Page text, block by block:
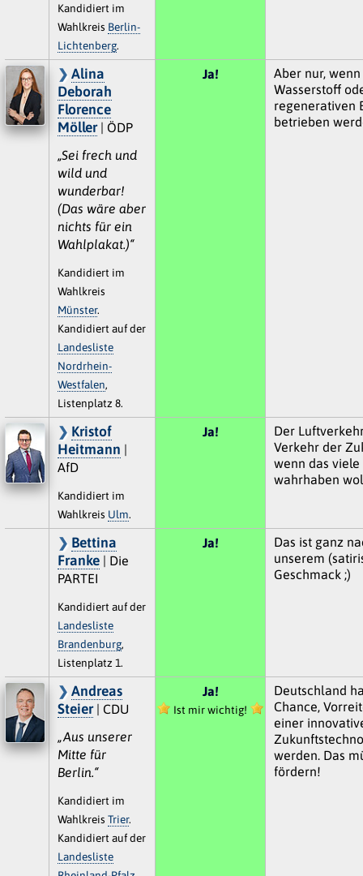
Kandidiert im
Wahlkreis Berlin-
Lichtenberg.
Alina
Deborah
Florence
Möller| ÖDP
„Sei frech und
wild und
wunderbar!
(Das wäre aber
nichts für ein
Wahlplakat.)“
Kandidiert im
Wahlkreis
Münster.
Kandidiert auf der
Landesliste
Nordrhein-
Westfalen,
Listenplatz 8.
Ja!
Aber nur,
Wasserstoff
regenerativen
betrieben
Kristof
Heitmann |
AfD
Kandidiert im
Wahlkreis Ulm.
Ja!
Der
Verkehr der
wenn das viele
wahrhaben
Bettina
Franke| Die
PARTEI
Kandidiert auf der
Landesliste
Brandenburg,
Listenplatz 1.
Ja!
Das ist ganz
unserem
Geschmack ;)
Andreas
Steier| CDU
„Aus unserer
Mitte für
Berlin.“
Kandidiert im
Wahlkreis Trier.
Kandidiert auf der
Landesliste
Ja!
Ist mir wichtig!
Deutschland
Chance,
einer
werden. Das
fördern!